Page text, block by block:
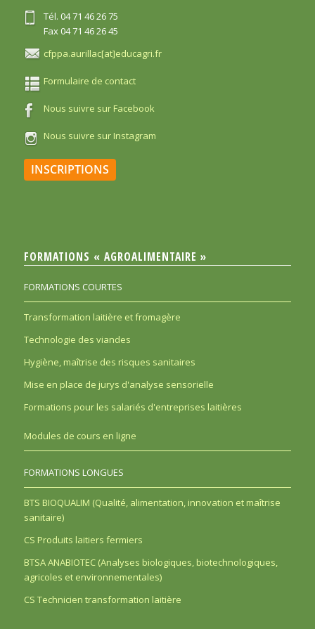
Tél. 04 71 46 26 75
Fax 04 71 46 26 45
cfppa.aurillac[at]educagri.fr
Formulaire de contact
Nous suivre sur Facebook
Nous suivre sur Instagram
INSCRIPTIONS
FORMATIONS « AGROALIMENTAIRE »
FORMATIONS COURTES
Transformation laitière et fromagère
Technologie des viandes
Hygiène, maîtrise des risques sanitaires
Mise en place de jurys d'analyse sensorielle
Formations pour les salariés d'entreprises laitières
Modules de cours en ligne
FORMATIONS LONGUES
BTS BIOQUALIM (Qualité, alimentation, innovation et maîtrise
sanitaire)
CS Produits laitiers fermiers
BTSA ANABIOTEC (Analyses biologiques, biotechnologiques,
agricoles et environnementales)
CS Technicien transformation laitière